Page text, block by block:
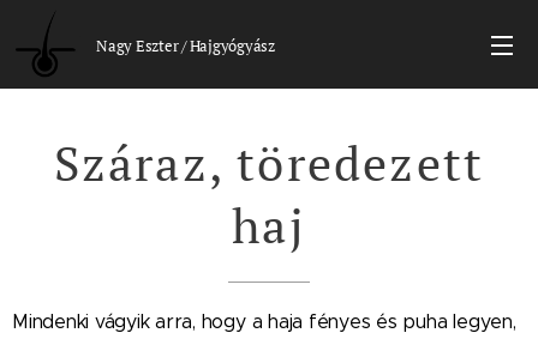
Nagy Eszter / Hajgyógyász
Száraz, töredezett
haj
Mindenki vágyik arra, hogy a haja fényes és puha legyen,